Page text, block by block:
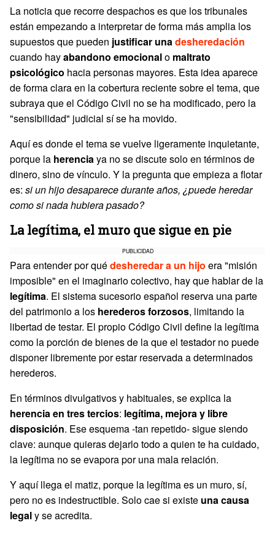
La noticia que recorre despachos es que los tribunales
están empezando a interpretar de forma más amplia los
supuestos que pueden justificar unadesheredación
cuando hayabandono emocionalo maltrato
psicológico hacia personas mayores. Esta idea aparece
de forma clara en la cobertura reciente sobre el tema, que
subraya que el Código Civil no se ha modificado, pero la
"sensibilidad" judicial sí se ha movido.
Aquí es donde el tema se vuelve ligeramente inquietante,
porque la herenciaya no se discute solo en términos de
dinero, sino de vínculo. Y la pregunta que empieza a flotar
es: si un hijo desaparece durante años, ¿puede heredar
como si nada hubiera pasado?
La legítima, el muro que sigue en pie
PUBLICIDAD
Para entender por quédesheredar a un hijo era "misión
imposible" en el imaginario colectivo, hay que hablar de la
legítima. El sistema sucesorio español reserva una parte
del patrimonio a los herederos forzosos, limitando la
libertad de testar. El propio Código Civil define la legítima
como la porción de bienes de la que el testador no puede
disponer libremente por estar reservada a determinados
herederos.
En términos divulgativos y habituales, se explica la
herencia en tres tercios: legítima, mejora y libre
disposición. Ese esquema -tan repetido- sigue siendo
clave: aunque quieras dejarlo todo a quien te ha cuidado,
la legítima no se evapora por una mala relación.
Y aquí llega el matiz, porque la legítima es un muro, sí,
pero no es indestructible. Solo cae si existe una causa
legaly se acredita.